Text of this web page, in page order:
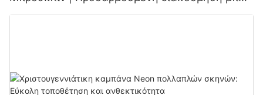
και ζυθοποιίας